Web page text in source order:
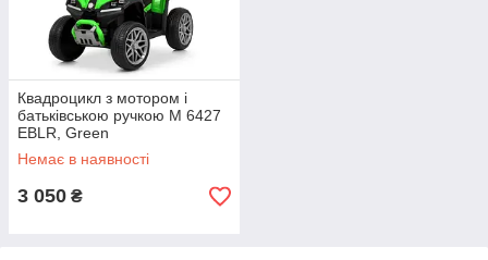
Квадроцикл з мотором і
батьківською ручкою M 6427
EBLR, Green
Немає в наявності
3 050 ₴